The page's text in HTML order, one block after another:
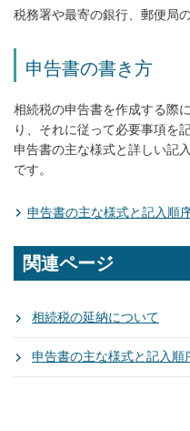
税務署や最寄の銀行、郵便局
申告書の書き方
相続税の申告書を作成する際
り、それに従って必要事項を
申告書の主な様式と詳しい記
です。
申告書の主な様式と記入順
関連ページ
相続税の延納について
申告書の主な様式と記入順